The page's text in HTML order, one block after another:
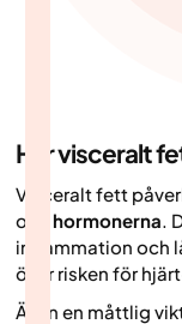
Hur visceralt
Visceralt fett
och
hormonerna .
inflammation och
ökar risken för
Även en måttlig